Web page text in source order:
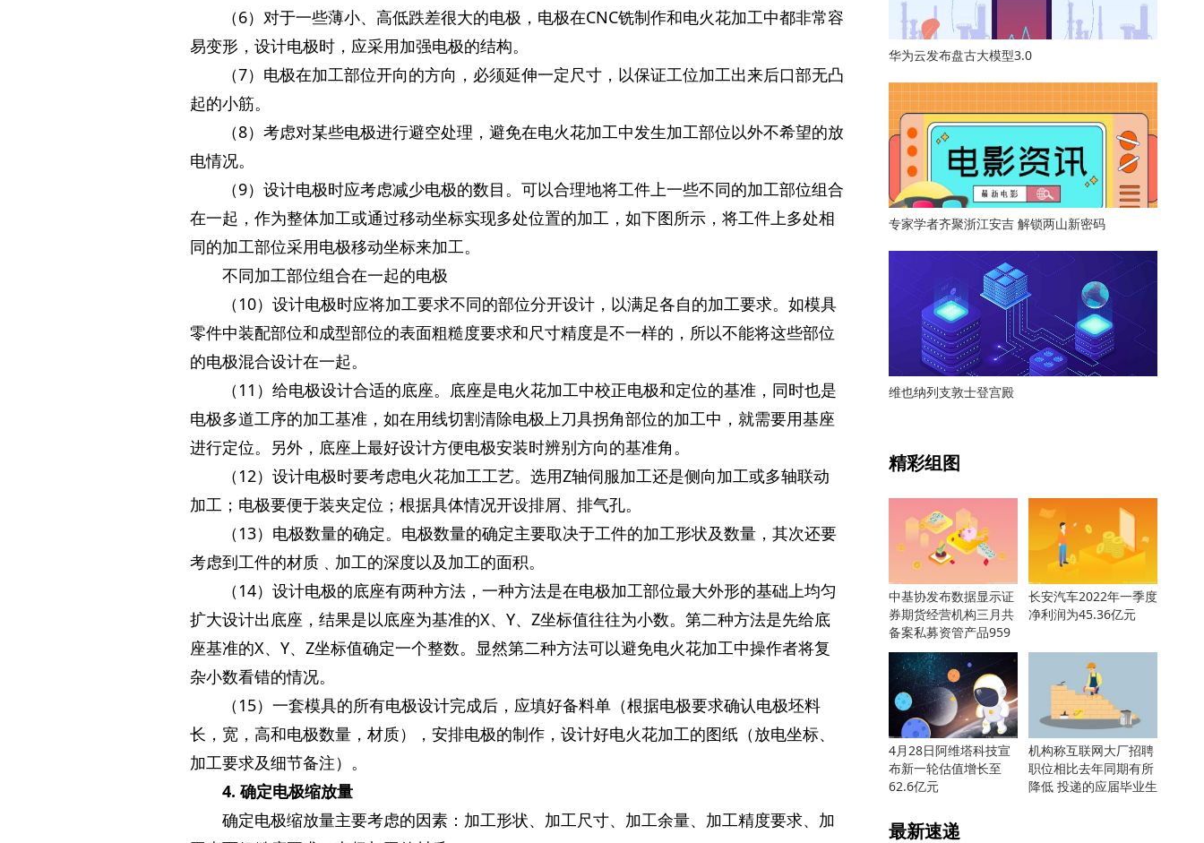
（6）对于一些薄小、高低跌差很大的电极，电极在CNC铣制作和电火花加工中都非常容
易变形，设计电极时，应采用加强电极的结构。
（7）电极在加工部位开向的方向，必须延伸一定尺寸，以保证工位加工出来后口部无凸
起的小筋。
（8）考虑对某些电极进行避空处理，避免在电火花加工中发生加工部位以外不希望的放
电情况。
（9）设计电极时应考虑减少电极的数目。可以合理地将工件上一些不同的加工部位组合
在一起，作为整体加工或通过移动坐标实现多处位置的加工，如下图所示，将工件上多处相
同的加工部位采用电极移动坐标来加工。
不同加工部位组合在一起的电极
（10）设计电极时应将加工要求不同的部位分开设计，以满足各自的加工要求。如模具
零件中装配部位和成型部位的表面粗糙度要求和尺寸精度是不一样的，所以不能将这些部位
的电极混合设计在一起。
（11）给电极设计合适的底座。底座是电火花加工中校正电极和定位的基准，同时也是
电极多道工序的加工基准，如在用线切割清除电极上刀具拐角部位的加工中，就需要用基座
进行定位。另外，底座上最好设计方便电极安装时辨别方向的基准角。
（12）设计电极时要考虑电火花加工工艺。选用Z轴伺服加工还是侧向加工或多轴联动
加工；电极要便于装夹定位；根据具体情况开设排屑、排气孔。
（13）电极数量的确定。电极数量的确定主要取决于工件的加工形状及数量，其次还要
考虑到工件的材质﹑加工的深度以及加工的面积。
（14）设计电极的底座有两种方法，一种方法是在电极加工部位最大外形的基础上均匀
扩大设计出底座，结果是以底座为基准的X、Y、Z坐标值往往为小数。第二种方法是先给底
座基准的X、Y、Z坐标值确定一个整数。显然第二种方法可以避免电火花加工中操作者将复
杂小数看错的情况。
（15）一套模具的所有电极设计完成后，应填好备料单（根据电极要求确认电极坯料
长，宽，高和电极数量，材质），安排电极的制作，设计好电火花加工的图纸（放电坐标、
加工要求及细节备注）。
4. 确定电极缩放量
确定电极缩放量主要考虑的因素：加工形状、加工尺寸、加工余量、加工精度要求、加
华为云发布盘古大模型3.0
专家学者齐聚浙江安吉 解锁两山新密码
维也纳列支敦士登宫殿
精彩组图
中基协发布数据显示证
券期货经营机构三月共
备案私募资管产品959
只
长安汽车2022年一季度
净利润为45.36亿元
4月28日阿维塔科技宣
布新一轮估值增长至
62.6亿元
机构称互联网大厂招聘
职位相比去年同期有所
降低 投递的应届毕业生
最新速递